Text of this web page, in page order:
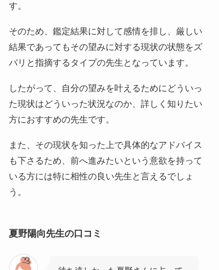
す。
そのため、鑑定結果に対して感情を排し、厳しい
結果であってもその望みに対する現状の状態をズ
バリと指摘するタイプの先生となっています。
したがって、自分の望みを叶えるためにどういっ
た現状はどういった状況なのか、詳しく知りたい
方におすすめの先生です。
また、その現状を知った上で具体的なアドバイス
も下さるため、前へ進みたいという意欲を持って
いる方には特に相性の良い先生と言えるでしょ
う。
夏野陽向先生の口コミ